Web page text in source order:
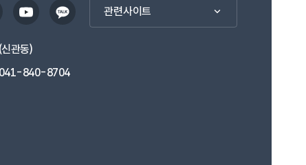
관련사이트
관동)
041-840-8704